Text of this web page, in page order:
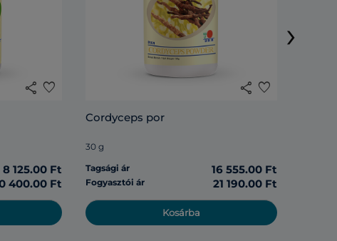
share favorite
8 125.00 Ft
400.00 Ft
share favorite
Cordyceps por
30 g
Tagsági ár
16 555.00 Ft
Fogyasztói ár 21 190.00 Ft
Kosárba
›